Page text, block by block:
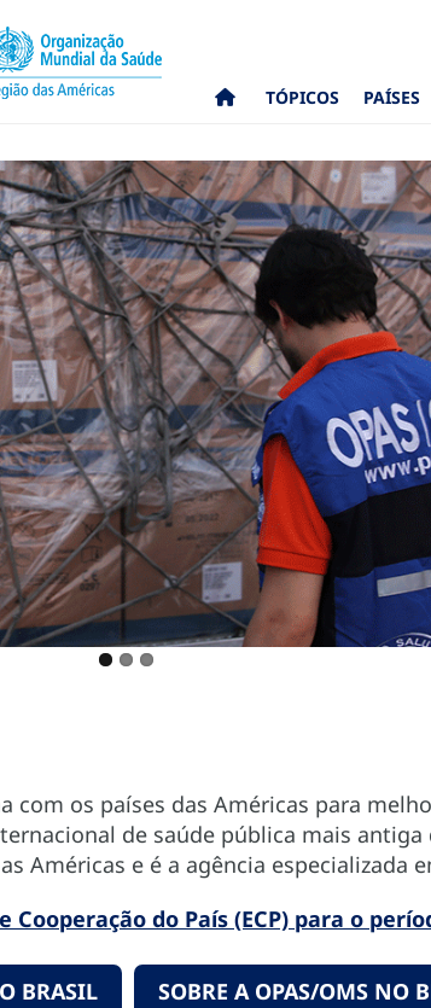
TÓPICOS PAÍSES
com os países das Américas para
de saúde pública mais
Américas e é a agência
Cooperação do País (ECP) para o
BRASIL SOBRE A OPAS/OMS NO